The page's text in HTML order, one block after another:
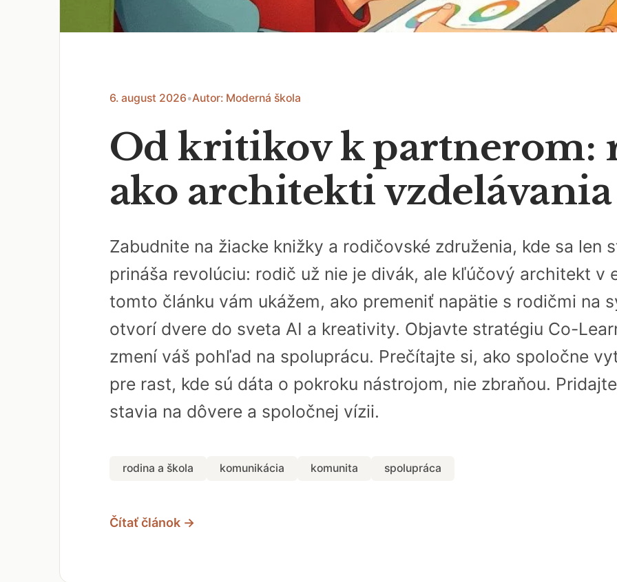
6. august 2026•Autor: Moderná škola
Od kritikov k partnerom:
ako architekti
Zabudnite na žiacke knižky a rodičovské združenia, kde sa len
prináša revolúciu: rodič už nie je divák, ale kľúčový architekt v
tomto článku vám ukážem, ako premeniť napätie s rodičmi na
otvorí dvere do sveta AI a kreativity. Objavte stratégiu Co-
zmení váš pohľad na spoluprácu. Prečítajte si, ako spoločne
pre rast, kde sú dáta o pokroku nástrojom, nie zbraňou.
stavia na dôvere a spoločnej vízii.
rodina a škola komunikácia komunita spolupráca
Čítať článok →